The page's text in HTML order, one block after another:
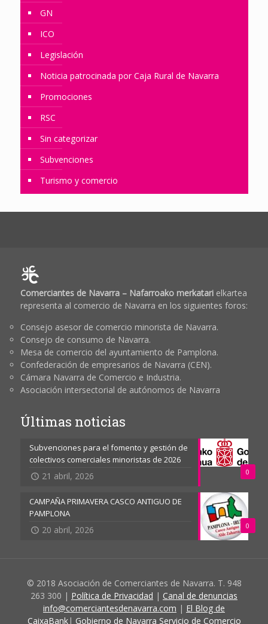
GN
ICO
Legislación
Noticia patrocinada por Caja Rural de Navarra
Promociones
RSC
Sin categorizar
Subvenciones
Turismo y comercio
Comerciantes de Navarra – Nafarroako merkatarielkartea
representa al comercio de Navarra en los siguientes foros:
Consejo asesor de comercio minorista de Navarra.
Consejo de consumo de Navarra.
Mesa de comercio del ayuntamiento de Pamplona.
Confederación de empresarios de Navarra (CEN).
Cámara Navarra de Comercio e Industria.
Asociación intersectorial de autónomos de Navarra
Últimas noticias
0
Subvenciones para el fomento y gestión de
colectivos comerciales minoristas de 2026
21 abril, 2026
0
CAMPAÑA PRIMAVERA CASCO ANTIGUO DE
PAMPLONA
20 abril, 2026
© 2018 Asociación de Comerciantes de Navarra. T. 948
263 300 | Política de Privacidad | Canal de denuncias
info@comerciantesdenavarra.com | El Blog de
CaixaBank| Gobierno de Navarra Servicio de Comercio